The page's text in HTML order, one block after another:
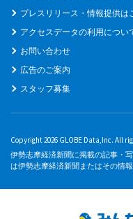
プレスリリース・情報提供は
アクセスデータの利用につい
お問い合わせ
広告のご案内
スタッフ募集
Copyright 2026 GLOBE Data,Inc. All
伊勢志摩経済新聞に掲載の記事・
は伊勢志摩経済新聞またはその情報